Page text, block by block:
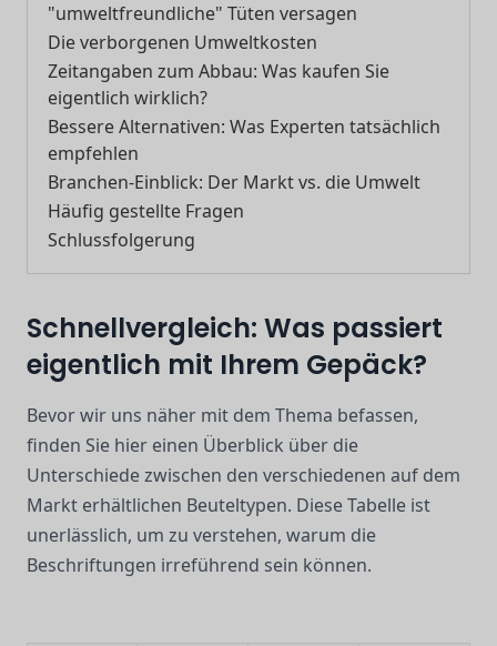
"umweltfreundliche" Tüten versagen
Die verborgenen Umweltkosten
Zeitangaben zum Abbau: Was kaufen Sie
eigentlich wirklich?
Bessere Alternativen: Was Experten tatsächlich
empfehlen
Branchen-Einblick: Der Markt vs. die Umwelt
Häufig gestellte Fragen
Schlussfolgerung
Schnellvergleich: Was passiert
eigentlich mit Ihrem Gepäck?
Bevor wir uns näher mit dem Thema befassen,
finden Sie hier einen Überblick über die
Unterschiede zwischen den verschiedenen auf dem
Markt erhältlichen Beuteltypen. Diese Tabelle ist
unerlässlich, um zu verstehen, warum die
Beschriftungen irreführend sein können.